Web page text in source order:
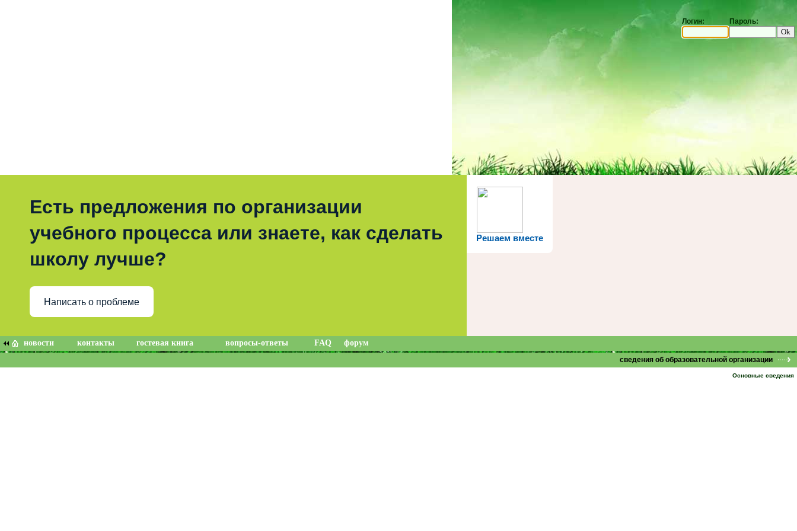
Логин: Пароль:
Решаем вместе
Есть предложения по организации
учебного процесса или знаете, как сделать
школу лучше?
Написать о проблеме
новости контакты гостевая книга вопросы-ответы FAQ форум
сведения об образовательной организации
Основные сведения